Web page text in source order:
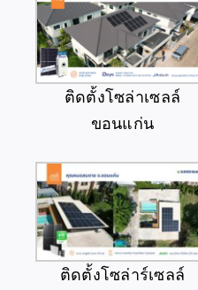
ติดตั้งโซล่าเซลล์
ขอนแก่น
ติดตั้งโซล่าร์เซลล์